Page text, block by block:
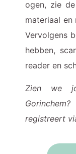
ogen, zie
materiaal en
Vervolgens
hebben,
reader en
Zien we
registreert